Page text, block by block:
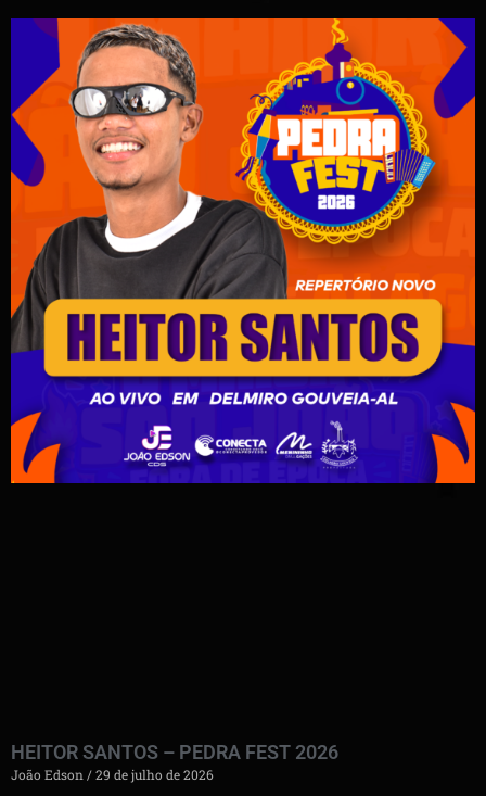
HEITOR SANTOS – PEDRA FEST 2026
João Edson 29 de julho de 2026